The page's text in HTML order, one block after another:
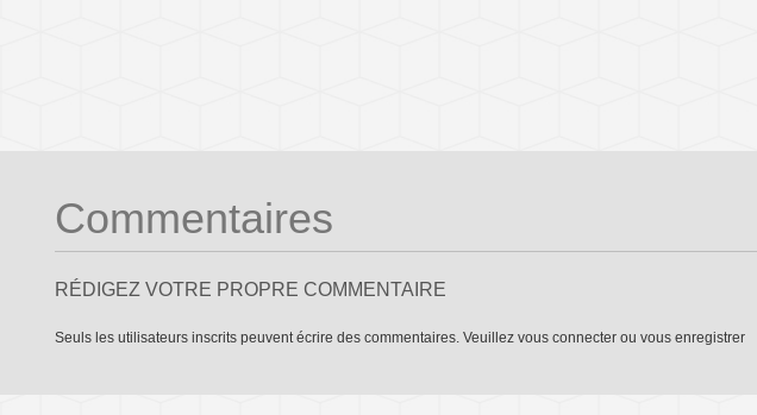
Commentaires
RÉDIGEZ VOTRE PROPRE COMMENTAIRE
Seuls les utilisateurs inscrits peuvent écrire des commentaires. Veuillez vous connecter ou vous enregistrer